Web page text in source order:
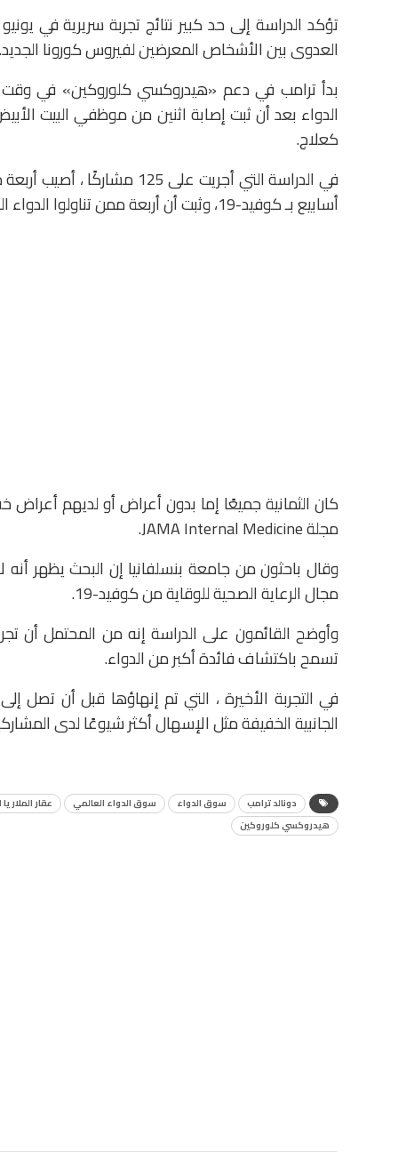
تؤكد الدراسة إلى حد كبير نتائج تجربة سريرية في
العدوى بين الأشخاص المعرضين لفيروس كورونا الجديد.
بدأ ترامب في دعم «هيدروكسي كلوروكين» في وقت
كعلاج.
في الدراسة التي أجريت على
أسابيع بـ كوفيد-19، وثبت أن أربعة ممن تناولوا الدواء الوهمي كانوا إيجابيين للفيروس.
كان الثمانية جميعًا إما بدون أعراض أو لديهم
مجلة JAMA Internal Medicine.
وقال باحثون من جامعة بنسلفانيا إن البحث يظهر أنه
مجال الرعاية الصحية للوقاية من كوفيد-19.
وأوضح القائمون على الدراسة إنه من المحتمل أن
تسمح باكتشاف فائدة أكبر من الدواء.
الجانبية الخفيفة مثل الإسهال أكثر شيوعًا لدى
دونالد ترامب سوق الدواء سوق الدواء العالمي
عقار
هيدروكسي كلوروكين